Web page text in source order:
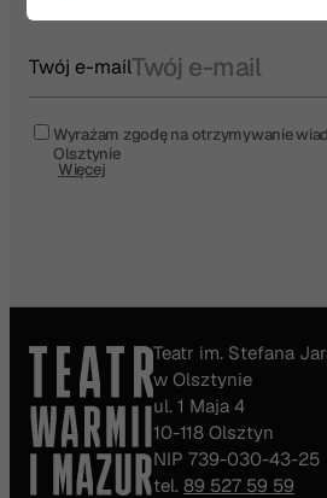
Twój e-mail
Wyrażam zgodę na otrzymywanie
Olsztynie
Więcej
Teatr im. Stefana
w Olsztynie
ul. 1 Maja 4
10-118 Olsztyn
NIP 739-030-43-25
tel. 89 527 59 59